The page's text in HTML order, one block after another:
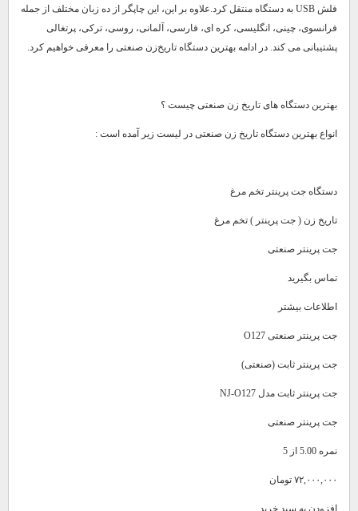
فلش USB به دستگاه منتقل کرد.علاوه بر این، این چاپگر از ده زبان مختلف از جمله
فرانسوی، چینی، انگلیسی، کره ای، فارسی، آلمانی، روسی، ترکی، پرتغالی
پشتیبانی می کند. در ادامه بهترین دستگاه تاریخ‌زن صنعتی را معرفی خواهیم کرد.
بهترین دستگاه های تاریخ زن صنعتی چیست ؟
انواع بهترین دستگاه تاریخ زن صنعتی در لیست زیر آمده است :
دستگاه جت پرینتر تخم مرغ
تاریخ زن ( جت پرینتر ) تخم مرغ
جت پرینتر صنعتی
تماس بگیرید
اطلاعات بیشتر
جت پرینتر صنعتی O127
جت پرینتر ثابت (صنعتی)
جت پرینتر ثابت مدل NJ-O127
جت پرینتر صنعتی
نمره 5.00 از 5
۷۲,۰۰۰,۰۰۰ تومان
افزودن به سبد خرید